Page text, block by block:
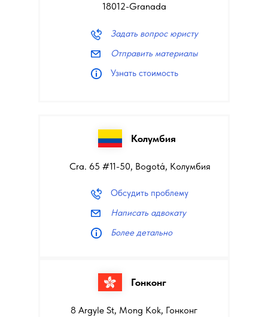
18012-Granada
8 Argyle St, Mong Kok, Гонконг
Гонконг
Cra. 65 #11-50, Bogotá, Колумбия
Колумбия
Обсудить проблему
Написать адвокату
Более детально
Задать вопрос юристу
Отправить материалы
Узнать стоимость